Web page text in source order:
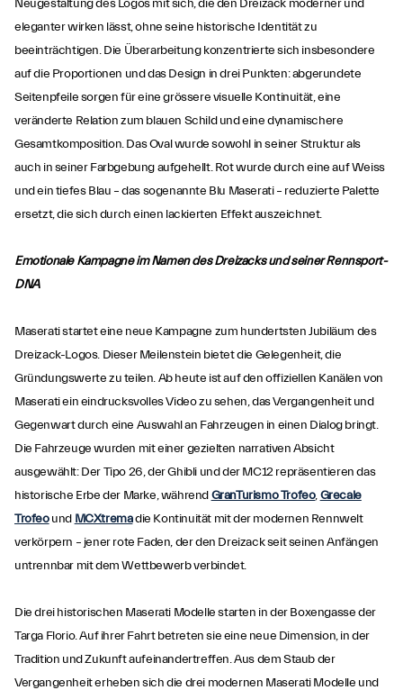
Neugestaltung des Logos mit sich, die den Dreizack moderner und
eleganter wirken lässt, ohne seine historische Identität zu
beeinträchtigen. Die Überarbeitung konzentrierte sich insbesondere
auf die Proportionen und das Design in drei Punkten: abgerundete
Seitenpfeile sorgen für eine grössere visuelle Kontinuität, eine
veränderte Relation zum blauen Schild und eine dynamischere
Gesamtkomposition. Das Oval wurde sowohl in seiner Struktur als
auch in seiner Farbgebung aufgehellt. Rot wurde durch eine auf Weiss
und ein tiefes Blau – das sogenannte Blu Maserati – reduzierte Palette
ersetzt, die sich durch einen lackierten Effekt auszeichnet.
Emotionale Kampagne im Namen des Dreizacks und seiner Rennsport-
DNA
Maserati startet eine neue Kampagne zum hundertsten Jubiläum des
Dreizack-Logos. Dieser Meilenstein bietet die Gelegenheit, die
Gründungswerte zu teilen. Ab heute ist auf den offiziellen Kanälen von
Maserati ein eindrucksvolles Video zu sehen, das Vergangenheit und
Gegenwart durch eine Auswahl an Fahrzeugen in einen Dialog bringt.
Die Fahrzeuge wurden mit einer gezielten narrativen Absicht
ausgewählt: Der Tipo 26, der Ghibli und der MC12 repräsentieren das
historische Erbe der Marke, währendGranTurismo Trofeo,Grecale
Trofeound MCXtremadie Kontinuität mit der modernen Rennwelt
verkörpern – jener rote Faden, der den Dreizack seit seinen Anfängen
untrennbar mit dem Wettbewerb verbindet.
Die drei historischen Maserati Modelle starten in der Boxengasse der
Targa Florio. Auf ihrer Fahrt betreten sie eine neue Dimension, in der
Tradition und Zukunft aufeinandertreffen. Aus dem Staub der
Vergangenheit erheben sich die drei modernen Maserati Modelle und